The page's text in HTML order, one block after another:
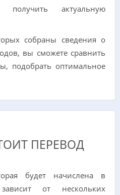
получить актуальную
собраны сведения о
вы сможете сравнить
подобрать оптимальное
ПЕРЕВОД
будет начислена в
от нескольких